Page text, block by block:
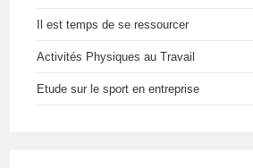
Il est temps de se ressourcer
Activités Physiques au Travail
Etude sur le sport en entreprise